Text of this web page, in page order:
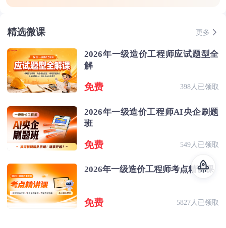
精选微课 更多
2026年一级造价工程师应试题型全
解
免费 398人已领取
2026年一级造价工程师AI央企刷题
班
免费 549人已领取
2026年一级造价工程师考点精讲课
免费 5827人已领取